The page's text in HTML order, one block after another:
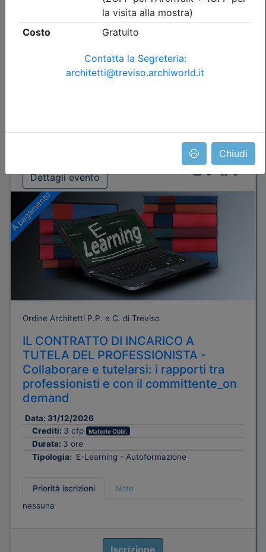
Chiudi
Durata:2 ore
Tipologia:
E-Learning - Autoformazione
Priorità iscrizioni
Note
Dettagli evento
A pagamento
Ordine Architetti P.P. e C. di Treviso
IL CONTRATTO DI INCARICO A
TUTELA DEL PROFESSIONISTA -
Collaborare e tutelarsi: i rapporti tra
professionisti e con il committente_on
demand
Data: 31/12/2026
Crediti: 3 cfp Materie Obbl.
Durata: 3 ore
Tipologia: E-Learning - Autoformazione
Priorità iscrizioni
Note
nessuna